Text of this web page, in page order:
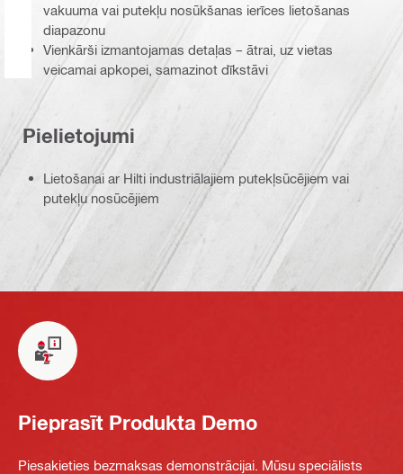
vakuuma vai putekļu nosūkšanas ierīces lietošanas
diapazonu
Vienkārši izmantojamas detaļas – ātrai, uz vietas
veicamai apkopei, samazinot dīkstāvi
Pielietojumi
Lietošanai ar Hilti industriālajiem putekļsūcējiem vai
putekļu nosūcējiem
Pieprasīt Produkta Demo
Piesakieties bezmaksas demonstrācijai. Mūsu speciālists